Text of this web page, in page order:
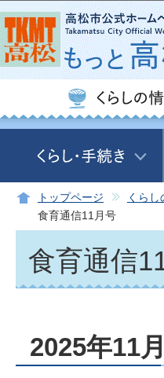
トップページ くらし
食育通信11月号
食育通信
2025年11